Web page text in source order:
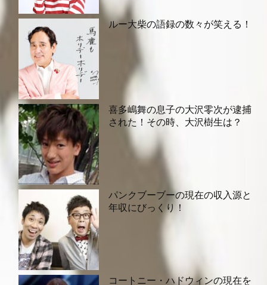
ルー大柴の語録の数々が笑える！
喜多嶋舞の息子の大沢零次が逮捕
された！その時、大沢樹生は？
パンクブーブーの現在の収入源と
年収にびっくり！
コートニー・ハドウィンの現在を